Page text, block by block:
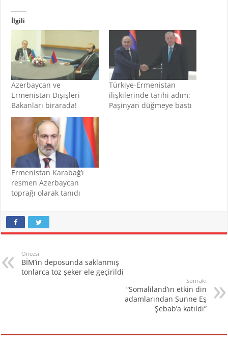
İlgili
Azerbaycan ve
Ermenistan Dışişleri
Bakanları birarada!
Türkiye-Ermenistan
ilişkilerinde tarihi adım:
Paşinyan düğmeye bastı
Ermenistan Karabağ’ı
resmen Azerbaycan
toprağı olarak tanıdı
Öncesi
BİM’in deposunda saklanmış
tonlarca toz şeker ele geçirildi
Sonraki
“Somaliland’ın etkin din
adamlarından Sunne Eş
Şebab’a katıldı”